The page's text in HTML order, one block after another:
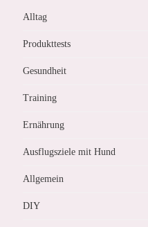
Alltag
Produkttests
Gesundheit
Training
Ernährung
Ausflugsziele mit Hund
Allgemein
DIY